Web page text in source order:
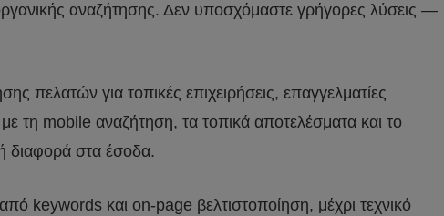
αναζήτησης. Δεν υποσχόμαστε γρήγορες λύσεις —
πελατών για τοπικές επιχειρήσεις, επαγγελματίες
τη mobile αναζήτηση, τα τοπικά αποτελέσματα και το
διαφορά στα έσοδα.
keywords και on-page βελτιστοποίηση, μέχρι τεχνικό